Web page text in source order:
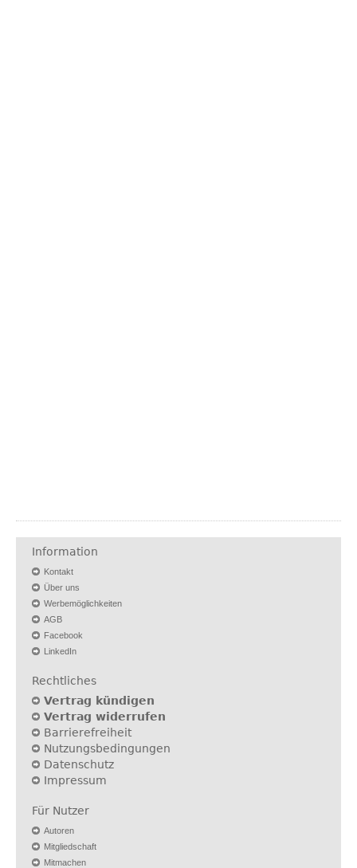
Information
Kontakt
Über uns
Werbemöglichkeiten
AGB
Facebook
LinkedIn
Rechtliches
Vertrag kündigen
Vertrag widerrufen
Barrierefreiheit
Nutzungsbedingungen
Datenschutz
Impressum
Für Nutzer
Autoren
Mitgliedschaft
Mitmachen